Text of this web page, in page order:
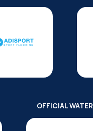
OFFICIAL WATER